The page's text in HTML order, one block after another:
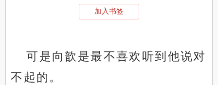
加入书签
可是向歆是最不喜欢听到他说对
不起的。